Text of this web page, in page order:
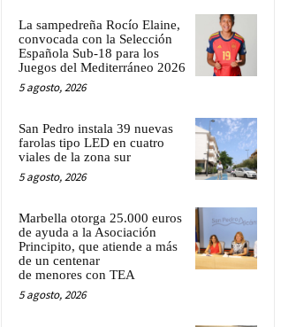
La sampedreña Rocío Elaine,
convocada con la Selección
Española Sub-18 para los
Juegos del Mediterráneo 2026
5 agosto, 2026
San Pedro instala 39 nuevas
farolas tipo LED en cuatro
viales de la zona sur
5 agosto, 2026
Marbella otorga 25.000 euros
de ayuda a la Asociación
Principito, que atiende a más
de un centenar
de menores con TEA
5 agosto, 2026